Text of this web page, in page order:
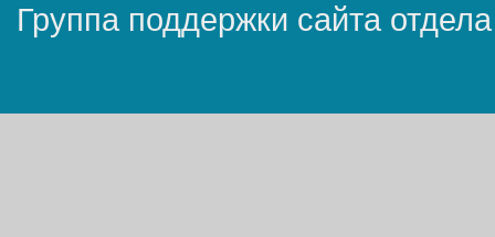
Группа поддержки сайта